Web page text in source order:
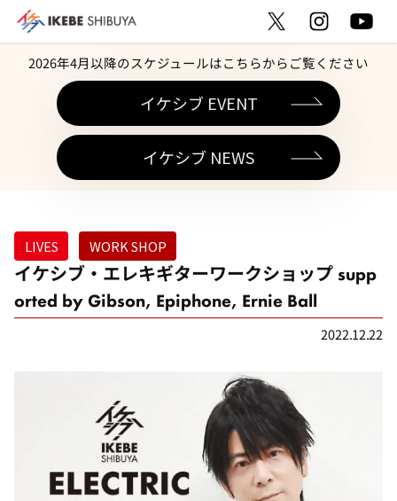
2026年4月以降のスケジュールはこちらからご覧ください
イケシブ EVENT
イケシブ NEWS
LIVES WORK SHOP
イケシブ・エレキギターワークショップ supp
orted by Gibson, Epiphone, Ernie Ball
2022.12.22